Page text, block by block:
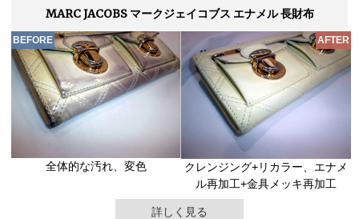
MARC JACOBS マークジェイコブス エナメル 長財布
全体的な汚れ、変色
クレンジング+リカラー、エナメ
ル再加工+金具メッキ再加工
詳しく見る